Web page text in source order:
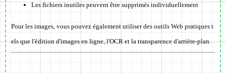
Les fichiers inutiles peuvent être supprimés individuellement
Pour les images, vous pouvez également utiliser des outils Web pratiques t
els que l'édition d'images en ligne, l'OCR et la transparence d'arrière-plan.